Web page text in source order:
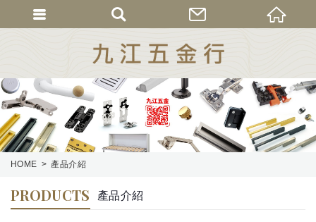
HOME 產品介紹
PRODUCTS 產品介紹